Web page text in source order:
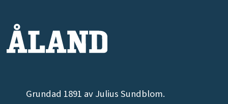
Grundad 1891 av Julius Sundblom.